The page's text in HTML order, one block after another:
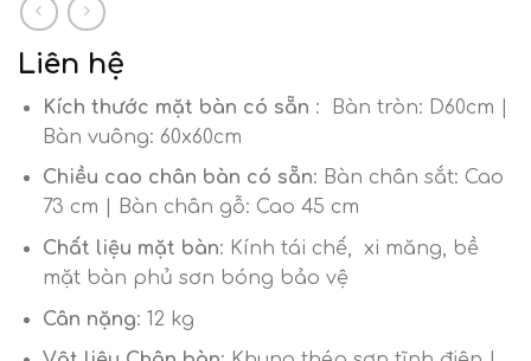
Liên hệ
Kích thước mặt bàn có sẵn : Bàn tròn: D60cm |
Bàn vuông: 60x60cm
Chiều cao chân bàn có sẵn: Bàn chân sắt: Cao
73 cm | Bàn chân gỗ: Cao 45 cm
Chất liệu mặt bàn: Kính tái chế, xi măng, bề
mặt bàn phủ sơn bóng bảo vệ
Cân nặng: 12 kg